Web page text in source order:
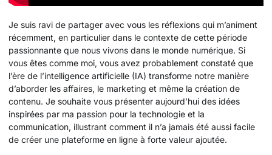
Je suis ravi de partager avec vous les réflexions qui m’animent
récemment, en particulier dans le contexte de cette période
passionnante que nous vivons dans le monde numérique. Si
vous êtes comme moi, vous avez probablement constaté que
l’ère de l’intelligence artificielle (IA) transforme notre manière
d’aborder les affaires, le marketing et même la création de
contenu. Je souhaite vous présenter aujourd’hui des idées
inspirées par ma passion pour la technologie et la
communication, illustrant comment il n’a jamais été aussi facile
de créer une plateforme en ligne à forte valeur ajoutée.